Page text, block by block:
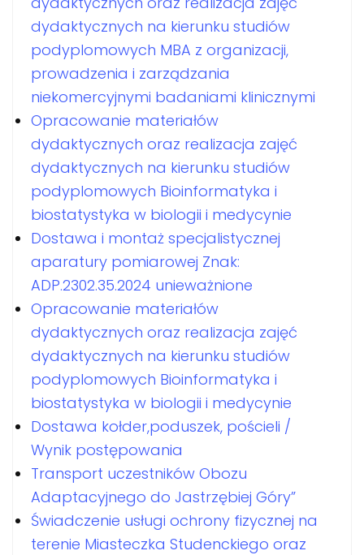
dydaktycznych na kierunku studiów
podyplomowych MBA z organizacji,
prowadzenia i zarządzania
niekomercyjnymi badaniami klinicznymi
Opracowanie materiałów
dydaktycznych oraz realizacja zajęć
dydaktycznych na kierunku studiów
podyplomowych Bioinformatyka i
biostatystyka w biologii i medycynie
Dostawa i montaż specjalistycznej
aparatury pomiarowej Znak:
ADP.2302.35.2024 unieważnione
Opracowanie materiałów
dydaktycznych oraz realizacja zajęć
dydaktycznych na kierunku studiów
podyplomowych Bioinformatyka i
biostatystyka w biologii i medycynie
Dostawa kołder,poduszek, pościeli /
Wynik postępowania
Transport uczestników Obozu
Adaptacyjnego do Jastrzębiej Góry”
Świadczenie usługi ochrony fizycznej na
terenie Miasteczka Studenckiego oraz